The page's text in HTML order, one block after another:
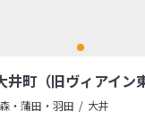
町（旧ヴィアイン
・蒲田・羽田
大井